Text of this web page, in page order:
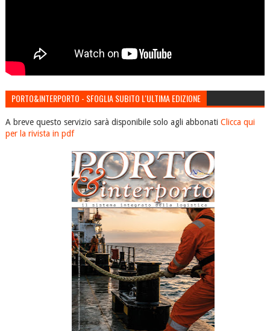
PORTO&INTERPORTO - SFOGLIA SUBITO L'ULTIMA EDIZIONE
A breve questo servizio sarà disponibile solo agli abbonati Clicca qui
per la rivista in pdf